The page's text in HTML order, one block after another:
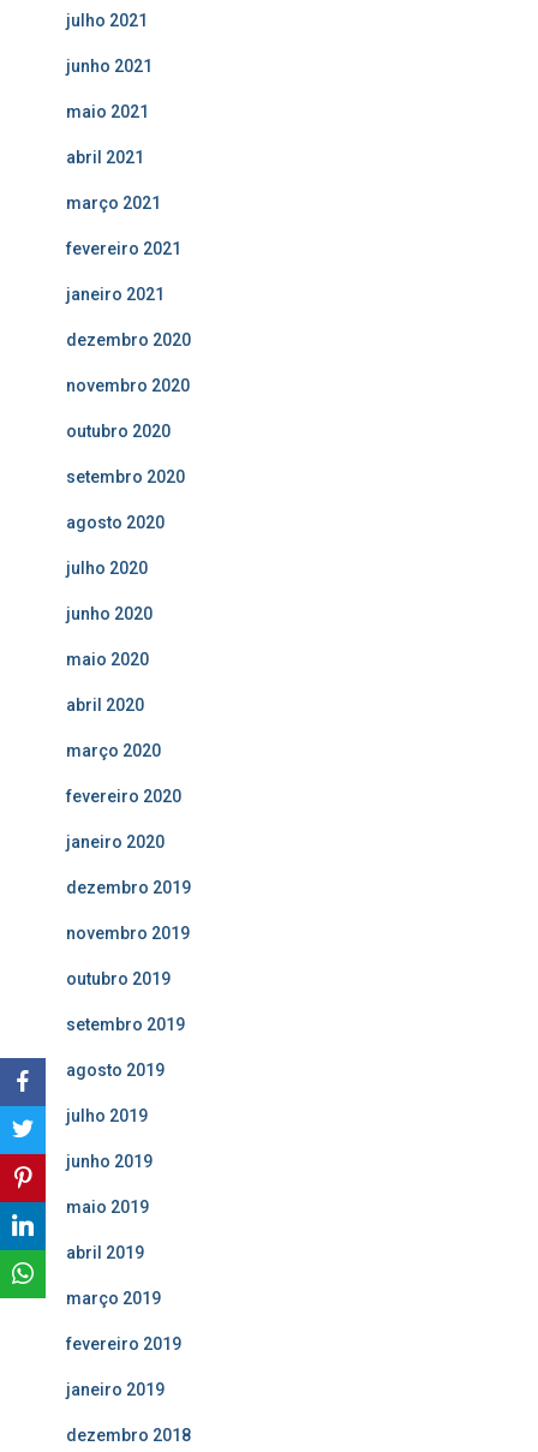
julho 2021
junho 2021
maio 2021
abril 2021
março 2021
fevereiro 2021
janeiro 2021
dezembro 2020
novembro 2020
outubro 2020
setembro 2020
agosto 2020
julho 2020
junho 2020
maio 2020
abril 2020
março 2020
fevereiro 2020
janeiro 2020
dezembro 2019
novembro 2019
outubro 2019
setembro 2019
agosto 2019
julho 2019
junho 2019
maio 2019
abril 2019
março 2019
fevereiro 2019
janeiro 2019
dezembro 2018